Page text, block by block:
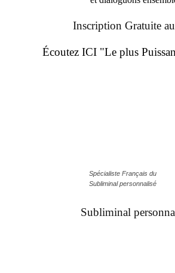
Inscription Gratuite
Écoutez ICI "Le plus
Spécialiste Français du
Subliminal personnalisé
Subliminal